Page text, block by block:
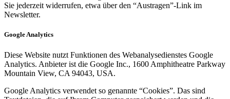
Sie jederzeit widerrufen, etwa über den “Austragen”-Link im
Newsletter.
Google Analytics
Diese Website nutzt Funktionen des Webanalysedienstes Google
Analytics. Anbieter ist die Google Inc., 1600 Amphitheatre Parkway
Mountain View, CA 94043, USA.
Google Analytics verwendet so genannte “Cookies”. Das sind